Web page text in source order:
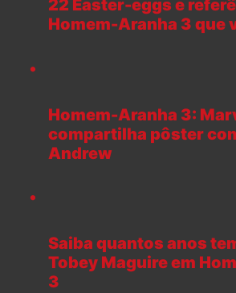
22 Easter-eggs e
Homem-Aranha 3 que
Homem-Aranha 3:
compartilha pôster
Andrew
Saiba quantos anos
Tobey Maguire em
3